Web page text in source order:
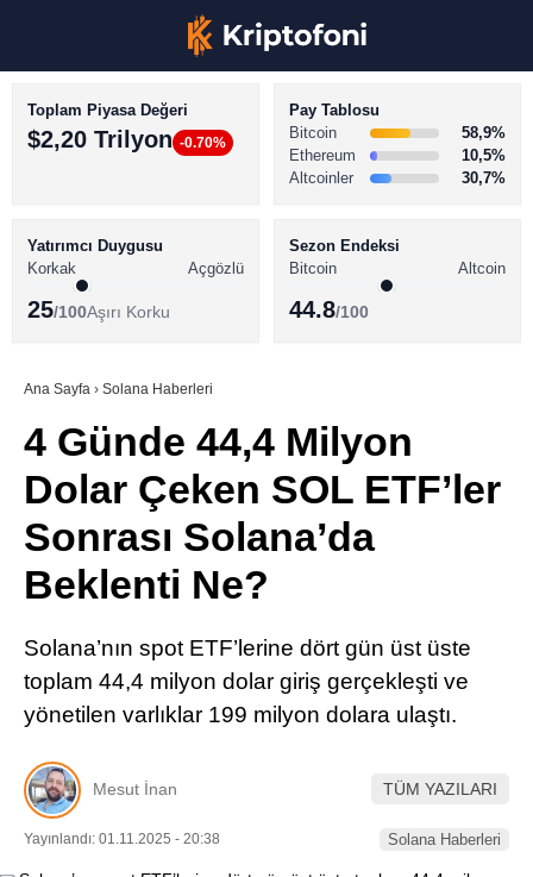
Youtube
TikTok
Telegram
BİTCOİN HABERLERİ
ALTCOİN HABERLERİ
SÖZLÜK
Toplam Piyasa Değeri
$2,20 Trilyon -0.70%
Pay Tablosu
Bitcoin
58,9%
Ethereum
10,5%
Altcoinler
30,7%
Yatırımcı Duygusu
Korkak
Açgözlü
25/100Aşırı Korku
Sezon Endeksi
Bitcoin
Altcoin
44.8/100
Ana Sayfa › Solana Haberleri
4 Günde 44,4 Milyon
Dolar Çeken SOL ETF’ler
Sonrası Solana’da
Beklenti Ne?
Solana’nın spot ETF’lerine dört gün üst üste
toplam 44,4 milyon dolar giriş gerçekleşti ve
yönetilen varlıklar 199 milyon dolara ulaştı.
Mesut İnan TÜM YAZILARI
Yayınlandı: 01.11.2025 - 20:38 Solana Haberleri